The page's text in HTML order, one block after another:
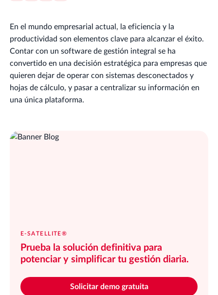
En el mundo empresarial actual, la eficiencia y la
productividad son elementos clave para alcanzar el éxito.
Contar con un software de gestión integral se ha
convertido en una decisión estratégica para empresas que
quieren dejar de operar con sistemas desconectados y
hojas de cálculo, y pasar a centralizar su información en
una única plataforma.
E-SATELLITE®
Prueba la solución definitiva para
potenciar y simplificar tu gestión diaria.
Solicitar demo gratuita